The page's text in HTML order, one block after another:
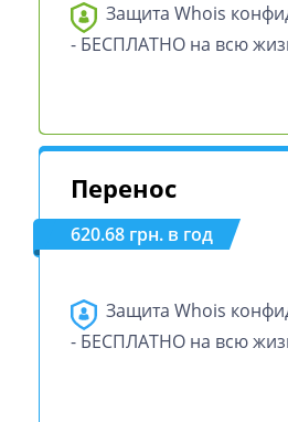
Защита Whois
- БЕСПЛАТНО на всю
Перенос
620.68 грн. в год
Защита Whois
- БЕСПЛАТНО на всю